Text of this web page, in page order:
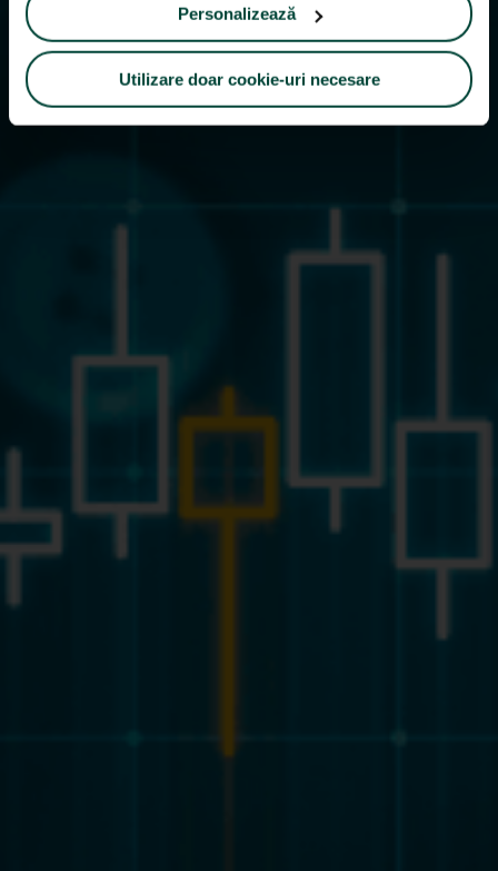
Personalizează
Utilizare doar cookie-uri necesare